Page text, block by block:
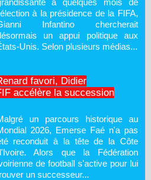
à quelques mois de
à la présidence de la FIFA,
Infantino chercherait
un appui politique aux
Unis. Selon plusieurs médias...
favori, Didier
accélère la succession
un parcours historique au
2026, Emerse Faé n'a pas
reconduit à la tête de la Côte
Alors que la Fédération
de football s'active pour lui
un successeur...